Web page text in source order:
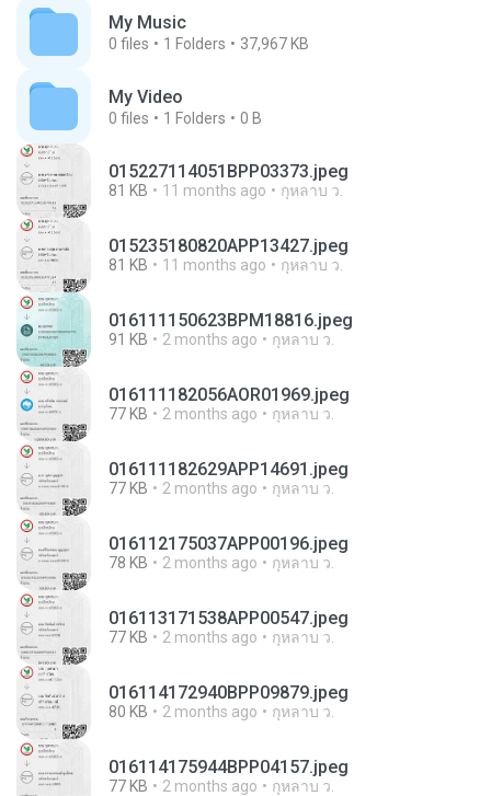
My Music
0 files 1 Folders 37,967 KB
My Video
0 files 1 Folders 0 B
015227114051BPP03373.jpeg
81 KB 11 months ago กุหลาบ ว.
015235180820APP13427.jpeg
81 KB 11 months ago กุหลาบ ว.
016111150623BPM18816.jpeg
91 KB 2 months ago กุหลาบ ว.
016111182056AOR01969.jpeg
77 KB 2 months ago กุหลาบ ว.
016111182629APP14691.jpeg
77 KB 2 months ago กุหลาบ ว.
016112175037APP00196.jpeg
78 KB 2 months ago กุหลาบ ว.
016113171538APP00547.jpeg
77 KB 2 months ago กุหลาบ ว.
016114172940BPP09879.jpeg
80 KB 2 months ago กุหลาบ ว.
016114175944BPP04157.jpeg
77 KB 2 months ago กุหลาบ ว.